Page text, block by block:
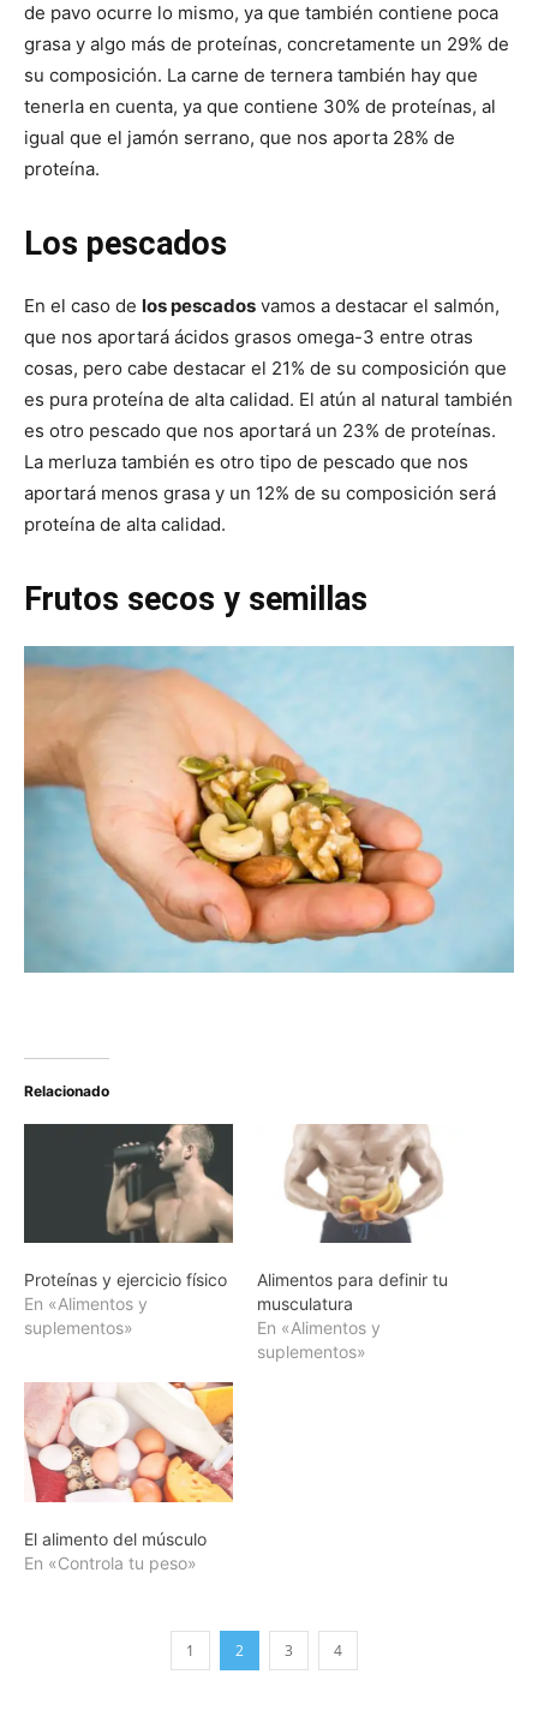
de pavo ocurre lo mismo, ya que también contiene poca
grasa y algo más de proteínas, concretamente un 29% de
su composición. La carne de ternera también hay que
tenerla en cuenta, ya que contiene 30% de proteínas, al
igual que el jamón serrano, que nos aporta 28% de
proteína.
Los pescados
En el caso de los pescados vamos a destacar el salmón,
que nos aportará ácidos grasos omega-3 entre otras
cosas, pero cabe destacar el 21% de su composición que
es pura proteína de alta calidad. El atún al natural también
es otro pescado que nos aportará un 23% de proteínas.
La merluza también es otro tipo de pescado que nos
aportará menos grasa y un 12% de su composición será
proteína de alta calidad.
Frutos secos y semillas
Relacionado
Proteínas y ejercicio físico
En «Alimentos y
suplementos»
Alimentos para definir tu
musculatura
En «Alimentos y
suplementos»
El alimento del músculo
En «Controla tu peso»
1 2 3 4